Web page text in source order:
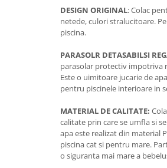
DESIGN ORIGINAL: Colac
netede, culori stralucitoare.
piscina.
PARASOLR DETASABILSI
parasolar protectiv impotriva
Este o uimitoare jucarie de
pentru piscinele interioare in
MATERIAL DE CALITATE:
calitate prin care se umfla si
apa este realizat din material
piscina cat si pentru mare.
o siguranta mai mare a